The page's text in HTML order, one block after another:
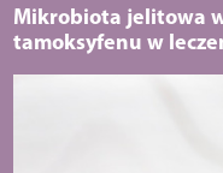
Mikrobiota jelitowa
tamoksyfenu w